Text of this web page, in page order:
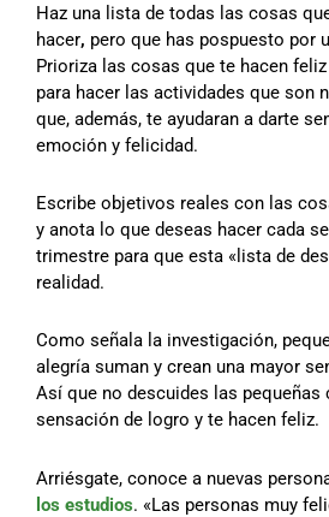
Haz una lista de todas las cosas
hacer, pero que has pospuesto por
Prioriza las cosas que te hacen
para hacer las actividades que son
que, además, te ayudaran a darte
emoción y felicidad.
Escribe objetivos reales con las
y anota lo que deseas hacer cada
trimestre para que esta «lista de
realidad.
Como señala la investigación,
alegría suman y crean una mayor
Así que no descuides las pequeñas
sensación de logro y te hacen feliz.
Arriésgate, conoce a nuevas
los estudios. «Las personas muy